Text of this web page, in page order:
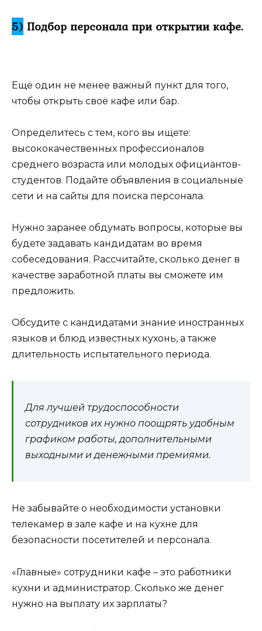
5) Подбор персонала при открытии кафе.
Ещё один не менее важный пункт для того,
чтобы открыть своё кафе или бар.
Определитесь с тем, кого вы ищете:
высококачественных профессионалов
среднего возраста или молодых официантов-
студентов. Подайте объявления в социальные
сети и на сайты для поиска персонала.
Нужно заранее обдумать вопросы, которые вы
будете задавать кандидатам во время
собеседования. Рассчитайте, сколько денег в
качестве заработной платы вы сможете им
предложить.
Обсудите с кандидатами знание иностранных
языков и блюд известных кухонь, а также
длительность испытательного периода.
Для лучшей трудоспособности
сотрудников их нужно поощрять удобным
графиком работы, дополнительными
выходными и денежными премиями.
Не забывайте о необходимости установки
телекамер в зале кафе и на кухне для
безопасности посетителей и персонала.
«Главные» сотрудники кафе – это работники
кухни и администратор. Сколько же денег
нужно на выплату их зарплаты?